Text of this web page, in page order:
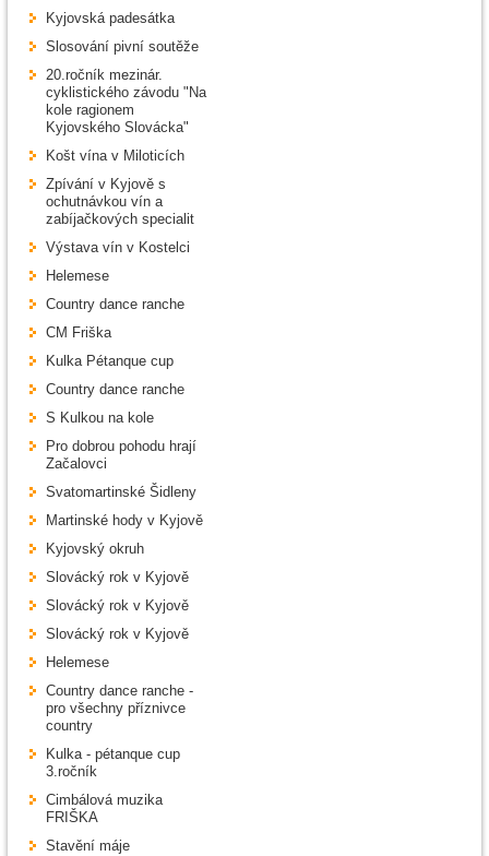
Kyjovská padesátka
Slosování pivní soutěže
20.ročník mezinár.
cyklistického závodu "Na
kole ragionem
Kyjovského Slovácka"
Košt vína v Miloticích
Zpívání v Kyjově s
ochutnávkou vín a
zabíjačkových specialit
Výstava vín v Kostelci
Helemese
Country dance ranche
CM Friška
Kulka Pétanque cup
Country dance ranche
S Kulkou na kole
Pro dobrou pohodu hrají
Začalovci
Svatomartinské Šidleny
Martinské hody v Kyjově
Kyjovský okruh
Slovácký rok v Kyjově
Slovácký rok v Kyjově
Slovácký rok v Kyjově
Helemese
Country dance ranche -
pro všechny příznivce
country
Kulka - pétanque cup
3.ročník
Cimbálová muzika
FRIŠKA
Stavění máje